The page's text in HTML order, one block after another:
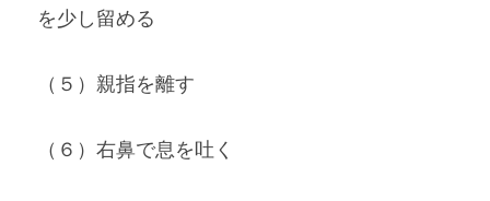
を少し留める
（５）親指を離す
（６）右鼻で息を吐く